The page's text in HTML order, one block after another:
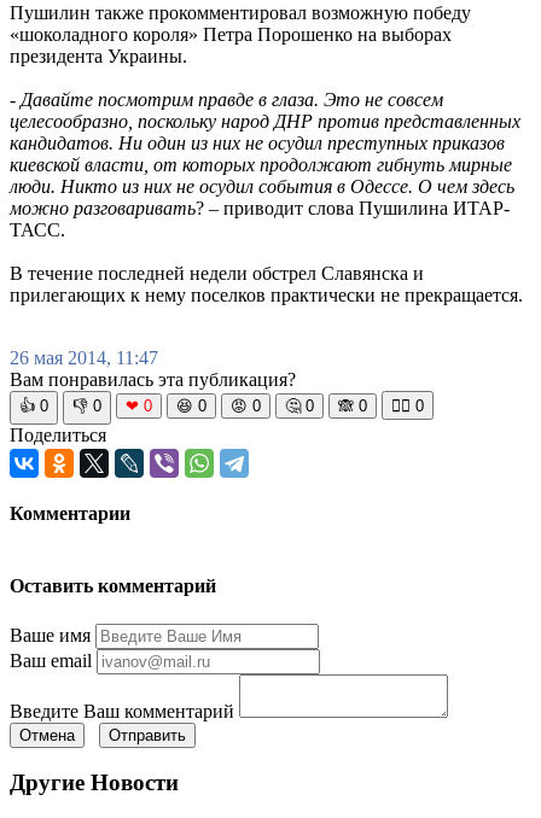
Пушилин также прокомментировал возможную победу
«шоколадного короля» Петра Порошенко на выборах
президента Украины.
- Давайте посмотрим правде в глаза. Это не совсем
целесообразно, поскольку народ ДНР против представленных
кандидатов. Ни один из них не осудил преступных приказов
киевской власти, от которых продолжают гибнуть мирные
люди. Никто из них не осудил события в Одессе. О чем здесь
можно разговаривать? – приводит слова Пушилина ИТАР-
ТАСС.
В течение последней недели обстрел Славянска и
прилегающих к нему поселков практически не прекращается.
26 мая 2014, 11:47
Вам понравилась эта публикация?
👍 0 👎 0 ❤ 0 😆 0 😡 0 🤔 0 🙈 0 🧘‍♀️ 0
Поделиться
Комментарии
Оставить комментарий
Ваше имя
Ваш email
Введите Ваш комментарий
Отмена Отправить
Другие Новости